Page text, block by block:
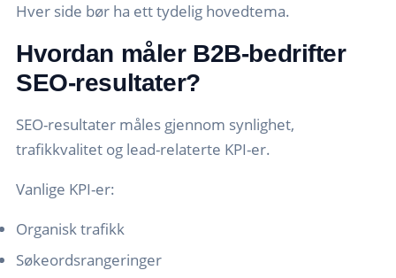
Hver side bør ha ett tydelig hovedtema.
Hvordan måler B2B-bedrifter
SEO-resultater?
SEO-resultater måles gjennom synlighet,
trafikkvalitet og lead-relaterte KPI-er.
Vanlige KPI-er:
Organisk trafikk
Søkeordsrangeringer